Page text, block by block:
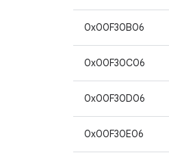
0x00F30B06
0x00F30C06
0x00F30D06
0x00F30E06